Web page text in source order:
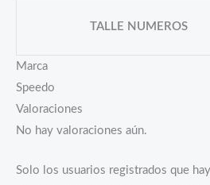
TALLE NUMEROS
Marca
Speedo
Valoraciones
No hay valoraciones aún.
Solo los usuarios registrados que